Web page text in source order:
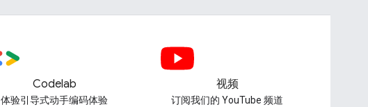
Codelab
体验引导式动手编码体验
视频
订阅我们的 YouTube 频道